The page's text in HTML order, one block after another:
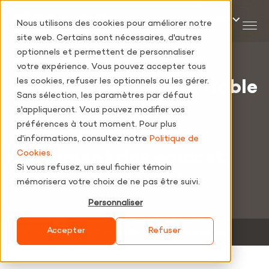
Nous utilisons des cookies pour améliorer notre
site web. Certains sont nécessaires, d'autres
optionnels et permettent de personnaliser
votre expérience. Vous pouvez accepter tous
les cookies, refuser les optionnels ou les gérer.
Sans sélection, les paramètres par défaut
s'appliqueront. Vous pouvez modifier vos
préférences à tout moment. Pour plus
d'informations, consultez notre Politique de
Cookies.
Si vous refusez, un seul fichier témoin
mémorisera votre choix de ne pas être suivi.
Personnaliser
Accepter Refuser
Domaines d'activités
DAWCO :Partenaire fiable
pour vos projets
envrionnementaux,
traitement des eaux et
gestion des déchets
Domaines d’activité ‐ Environnement